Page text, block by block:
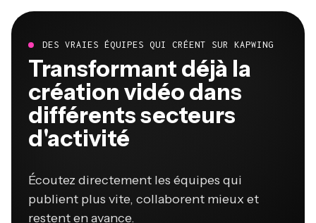
DES VRAIES ÉQUIPES QUI CRÉENT SUR KAPWING
Transformant déjà la
création vidéo dans
différents secteurs
d'activité
Écoutez directement les équipes qui
publient plus vite, collaborent mieux et
restent en avance.